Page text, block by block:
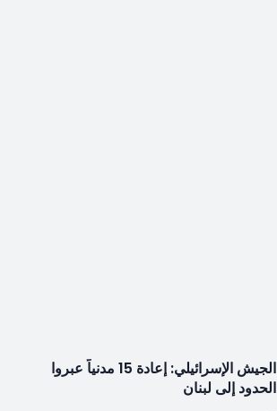
الجيش الإسرائيلي: إعادة 15 مدنياً عبروا
الحدود إلى لبنان